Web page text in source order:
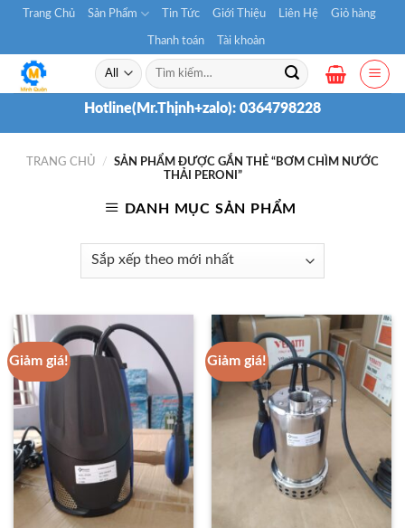
Skip
content
Trang Chủ Sản Phẩm Tin Tức Giới Thiệu Liên Hệ Giỏ hàng
Thanh toán Tài khoản
Tìm
kiếm:
Hotline(Mr.Thịnh+zalo): 0364798228
TRANG CHỦ /
SẢN PHẨM ĐƯỢC GẮN THẺ “BƠM CHÌM NƯỚC
THẢI PERONI”
DANH MỤC SẢN PHẨM
Giảm giá! Giảm giá!